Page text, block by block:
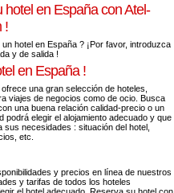
hotel en España con Atel-
!
hotel en España ? ¡Por favor, introduzca
y de salida !
en España !
una gran selección de hoteles,
viajes de negocios como de ocio. Busca
una buena relación calidad-precio o un
podrá elegir el alojamiento adecuado y que
sus necesidades : situación del hotel,
etc.
y precios en línea de nuestros
y tarifas de todos los hoteles